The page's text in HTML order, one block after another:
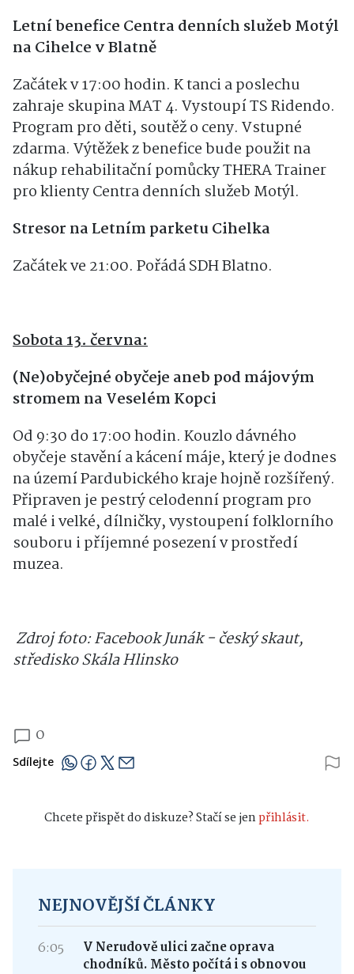
Letní benefice Centra denních služeb Motýl
na Cihelce v Blatně
Začátek v 17:00 hodin. K tanci a poslechu
zahraje skupina MAT 4. Vystoupí TS Ridendo.
Program pro děti, soutěž o ceny. Vstupné
zdarma. Výtěžek z benefice bude použit na
nákup rehabilitační pomůcky THERA Trainer
pro klienty Centra denních služeb Motýl.
Stresor na Letním parketu Cihelka
Začátek ve 21:00. Pořádá SDH Blatno.
Sobota 13. června:
(Ne)obyčejné obyčeje aneb pod májovým
stromem na Veselém Kopci
Od 9:30 do 17:00 hodin. Kouzlo dávného
obyčeje stavění a kácení máje, který je dodnes
na území Pardubického kraje hojně rozšířený.
Připraven je pestrý celodenní program pro
malé i velké, dílničky, vystoupení folklorního
souboru i příjemné posezení v prostředí
muzea.
Zdroj foto: Facebook Junák - český skaut,
středisko Skála Hlinsko
0
Sdílejte
Chcete přispět do diskuze? Stačí se jenpřihlásit.
NEJNOVĚJŠÍ ČLÁNKY
6:05
V Nerudově ulici začne oprava
chodníků. Město počítá i s obnovou